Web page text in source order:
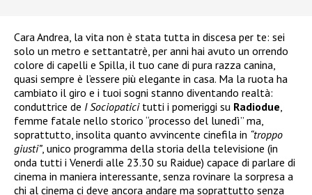
Cara Andrea, la vita non è stata tutta in discesa per te: sei
solo un metro e settantatrè, per anni hai avuto un orrendo
colore di capelli e Spilla, il tuo cane di pura razza canina,
quasi sempre è l’essere più elegante in casa. Ma la ruota ha
cambiato il giro e i tuoi sogni stanno diventando realtà:
conduttrice de I Sociopaticitutti i pomeriggi su Radiodue
femme fatale nello storico “processo del lunedì” ma,
soprattutto, insolita quanto avvincente cinefila in “troppo
giusti”, unico programma della storia della televisione (in
onda tutti i Venerdi alle 23.30 su Raidue) capace di parlare di
cinema in maniera interessante, senza rovinare la sorpresa a
chi al cinema ci deve ancora andare ma soprattutto senza